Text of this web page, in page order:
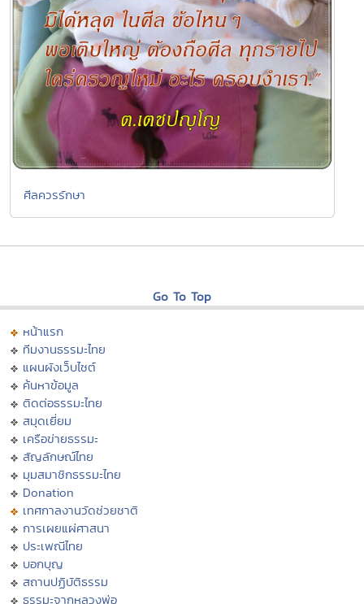
ศีลควรรักษา
Go To Top
หน้าแรก
ทีมงานธรรมะไทย
แผนผังเว็บไซต์
ค้นหาข้อมูล
ติดต่อธรรมะไทย
สมุดเยี่ยม
เครือข่ายธรรมะ
สัญลักษณ์ไทย
มุมสมาชิกธรรมะไทย
Donation
เทศกาลงานวัดช่วยชาติ
การเผยแผ่ศาสนา
ประเพณีไทย
บอกบุญ
สถานปฏิบัติธรรม
ธรรมะจากหลวงพ่อ